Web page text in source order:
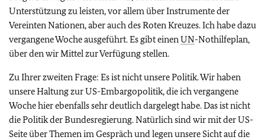
Unterstützung zu leisten, vor allem über Instrumente der
Vereinten Nationen, aber auch des Roten Kreuzes. Ich habe dazu
vergangene Woche ausgeführt. Es gibt einenUN-Nothilfeplan,
über den wir Mittel zur Verfügung stellen.
Zu Ihrer zweiten Frage: Es ist nicht unsere Politik. Wir haben
unsere Haltung zur US-Embargopolitik, die ich vergangene
Woche hier ebenfalls sehr deutlich dargelegt habe. Das ist nicht
die Politik der Bundesregierung. Natürlich sind wir mit der US-
Seite über Themen im Gespräch und legen unsere Sicht auf die